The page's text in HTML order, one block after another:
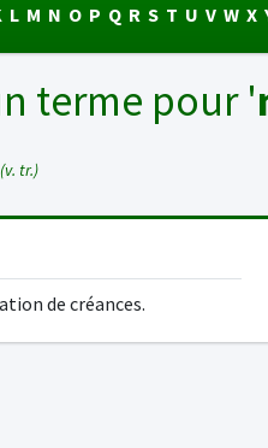
L M N O P Q R S T U V W X
terme pour '
(v. tr.)
de créances.